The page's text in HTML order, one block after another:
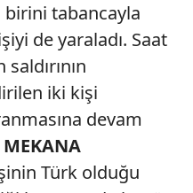
tabancayla
de yaraladı. Saat
iki kişi
devam
Türk olduğu